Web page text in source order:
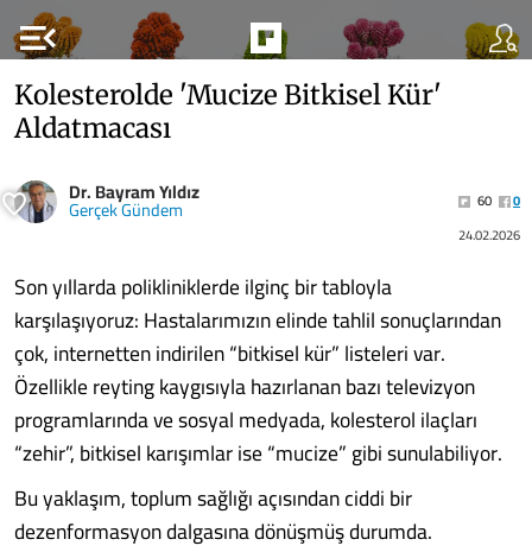
menu_open
Kolesterolde 'Mucize Bitkisel Kür'
Aldatmacası
Dr. Bayram Yıldız
Gerçek Gündem 60
0
24.02.2026
Son yıllarda polikliniklerde ilginç bir tabloyla
karşılaşıyoruz: Hastalarımızın elinde tahlil sonuçlarından
çok, internetten indirilen “bitkisel kür” listeleri var.
Özellikle reyting kaygısıyla hazırlanan bazı televizyon
programlarında ve sosyal medyada, kolesterol ilaçları
“zehir”, bitkisel karışımlar ise “mucize” gibi sunulabiliyor.
Bu yaklaşım, toplum sağlığı açısından ciddi bir
dezenformasyon dalgasına dönüşmüş durumda.